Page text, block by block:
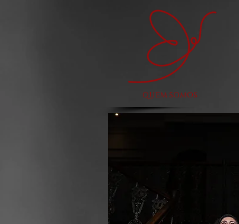
QUEM SOMOS